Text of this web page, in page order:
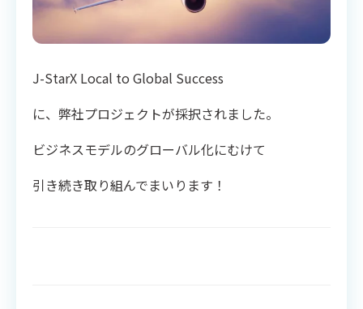
J-StarX Local to Global Success
に、弊社プロジェクトが採択されました。
ビジネスモデルのグローバル化にむけて
引き続き取り組んでまいります！